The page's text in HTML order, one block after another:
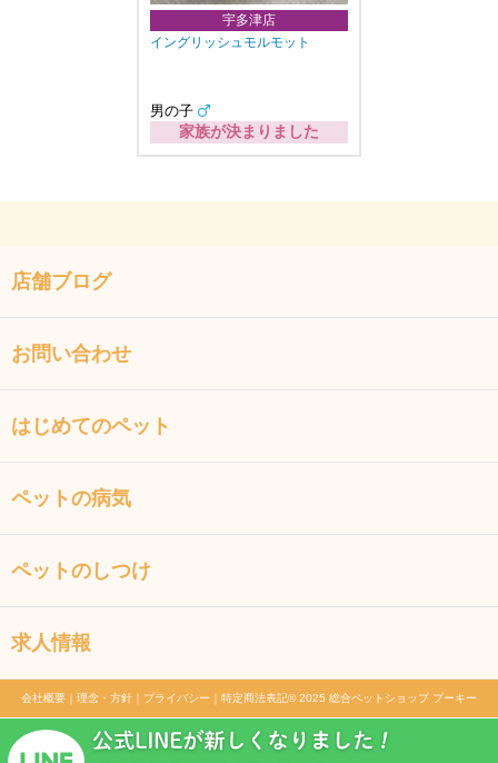
宇多津店
イングリッシュモルモット
男の子
家族が決まりました
店舗ブログ
お問い合わせ
はじめてのペット
ペットの病気
ペットのしつけ
求人情報
会社概要 ｜ 理念・方針 ｜ プライバシー ｜ 特定商法表記© 2025 総合ペットショップ プーキー